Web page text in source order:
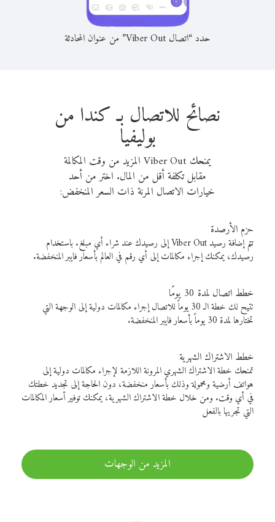
حدد “اتصال Viber Out” من عنوان المحادثة
نصائح للاتصال بـ كندا من
بوليفيا
يمنحك Viber Out المزيد من وقت المكالمة
مقابل تكلفة أقل من المال. اختر من أحد
خيارات الاتصال المرنة ذات السعر المنخفض:
حزم الأرصدة
تتم إضافة رصيد Viber Out إلى رصيدك عند شراء أي مبلغ. باستخدام
رصيدك، يمكنك إجراء مكالمات إلى أي رقم في العالم بأسعار فايبر المنخفضة.
خطط اتصال لمدة 30 يومًا
تتيح لك خطة الـ 30 يوماً للاتصال إجراء مكالمات دولية إلى الوجهة التي
تختارها لمدة 30 يوماً بأسعار فايبر المنخفضة.
خطط الاشتراك الشهرية
تمنحك خطة الاشتراك الشهري المرونة اللازمة لإجراء مكالمات دولية إلى
هواتف أرضية ومحمولة وذلك بأسعار منخفضة، دون الحاجة إلى تجديد خطتك
في أي وقت. ومن خلال خطة الاشتراك الشهرية، يمكنك توفير أسعار المكالمات
التي تجريها بالفعل
المزيد من الوجهات